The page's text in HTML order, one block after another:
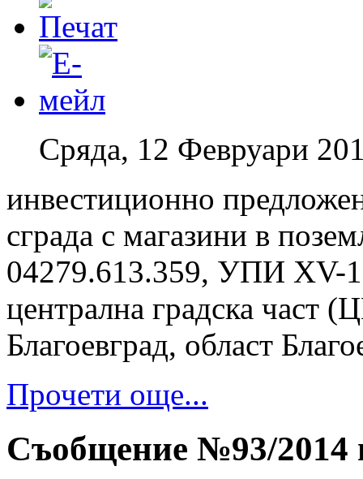
Сряда, 12 Февруари
инвестиционно
сграда с магазини в
04279.613.359, УПИ XV-
централна градска част
Благоевград, област
Прочети още...
Съобщение №93/2014